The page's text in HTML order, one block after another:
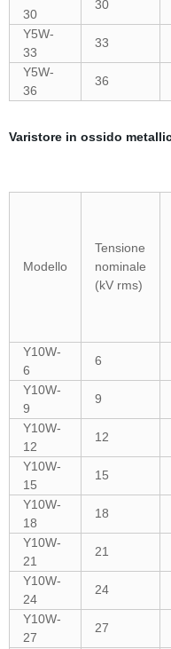
30
30
Y5W-
33
33
Y5W-
36
36
Varistore in ossido
Modello
Tensione
nominale
(kV rms)
Y10W-
6
6
Y10W-
9
9
Y10W-
12
12
Y10W-
15
15
Y10W-
18
18
Y10W-
21
21
Y10W-
24
24
Y10W-
27
27